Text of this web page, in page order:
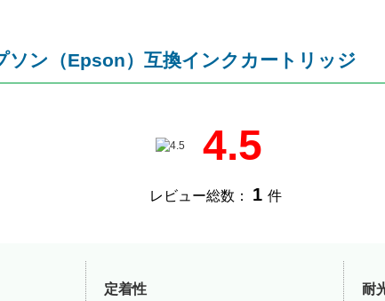
ソン（Epson）互換インクカートリッジ
4.5
レビュー総数： 1 件
定着性 耐